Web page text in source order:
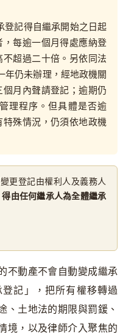
登記得自繼承開始之日起
每逾一個月得處應納登
超過二十倍。另依同法
年仍未辦理，經地政機關
月內聲請登記；逾期仍
理程序。但具體是否逾
殊情況，仍須依地政機
變更登記由權利人及義務人
由任何繼承人為全體繼承
不動產不會自動變成繼承
記」，把所有權移轉過
、土地法的期限與罰鍰、
境，以及律師介入聚焦的